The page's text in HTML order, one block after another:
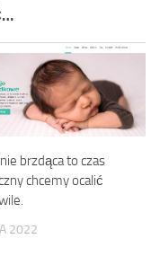
brzdąca to czas
chcemy ocalić
2022